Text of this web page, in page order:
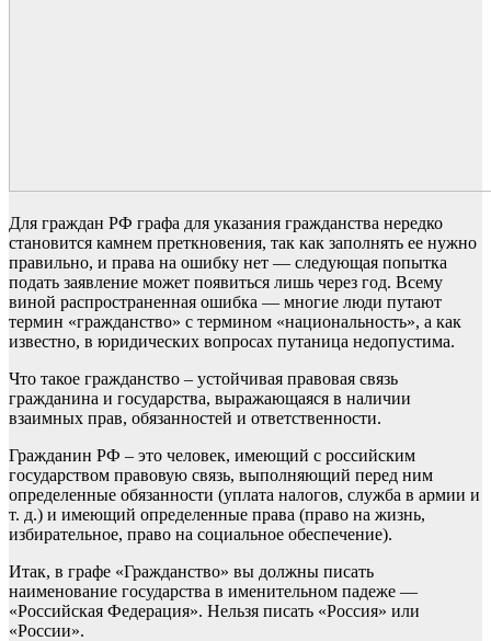
Для граждан РФ графа для указания гражданства нередко
становится камнем преткновения, так как заполнять ее нужно
правильно, и права на ошибку нет — следующая попытка
подать заявление может появиться лишь через год. Всему
виной распространенная ошибка — многие люди путают
термин «гражданство» с термином «национальность», а как
известно, в юридических вопросах путаница недопустима.
Что такое гражданство – устойчивая правовая связь
гражданина и государства, выражающаяся в наличии
взаимных прав, обязанностей и ответственности.
Гражданин РФ – это человек, имеющий с российским
государством правовую связь, выполняющий перед ним
определенные обязанности (уплата налогов, служба в армии и
т. д.) и имеющий определенные права (право на жизнь,
избирательное, право на социальное обеспечение).
Итак, в графе «Гражданство» вы должны писать
наименование государства в именительном падеже —
«Российская Федерация». Нельзя писать «Россия» или
«России».